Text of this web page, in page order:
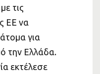
τις
ΕΕ να
για
την Ελλάδα.
εκτέλεσε